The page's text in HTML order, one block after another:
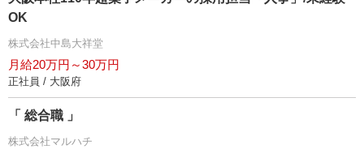
OK
株式会社中島大祥堂
月給20万円～30万円
正社員 / 大阪府
「 総合職 」
株式会社マルハチ